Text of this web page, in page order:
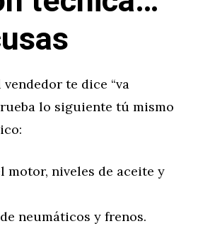
te dice “va
lo siguiente tú mismo
motor, niveles de aceite y
neumáticos y frenos.